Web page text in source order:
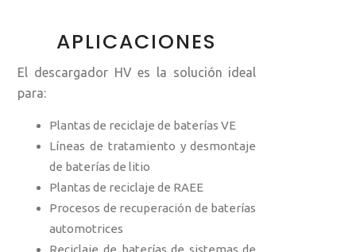
APLICACIONES
El descargador HV es la solución ideal
para:
Plantas de reciclaje de baterías VE
Líneas de tratamiento y desmontaje
de baterías de litio
Plantas de reciclaje de RAEE
Procesos de recuperación de baterías
automotrices
Reciclaje de baterías de sistemas de